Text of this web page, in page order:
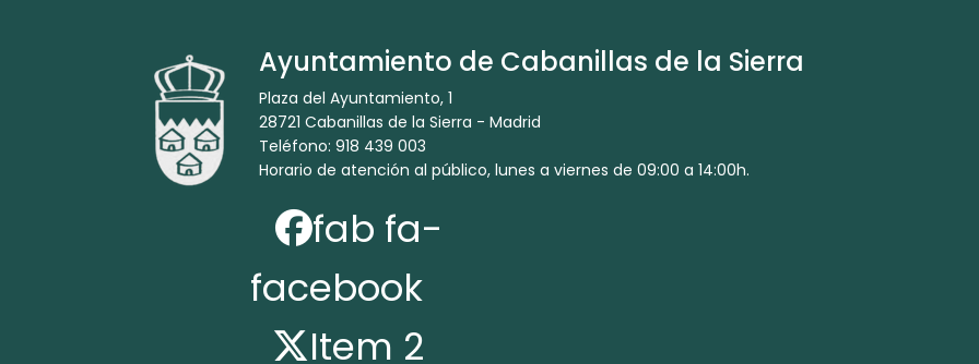
Ayuntamiento de Cabanillas de la Sierra
Plaza del Ayuntamiento, 1
28721 Cabanillas de la Sierra - Madrid
Teléfono: 918 439 003
Horario de atención al público, lunes a viernes de 09:00 a 14:00h.
fab fa-
facebook
Item 2